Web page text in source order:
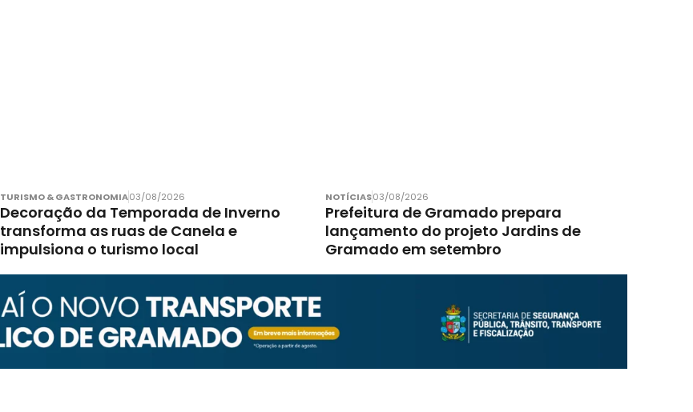
TURISMO & GASTRONOMIA03/08/2026
Decoração da Temporada de Inverno
transforma as ruas de Canela e
impulsiona o turismo local
NOTÍCIAS03/08/2026
Prefeitura de Gramado prepara
lançamento do projeto Jardins de
Gramado em setembro